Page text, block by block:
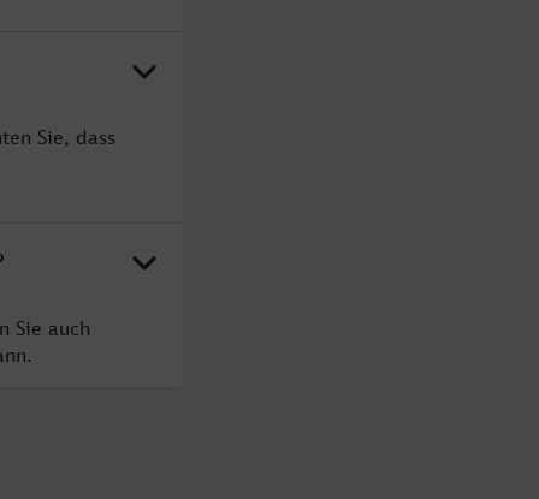
Sie, dass
Sie auch